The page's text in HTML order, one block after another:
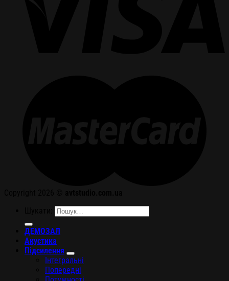
ДЕМОЗАЛ
Акустика
Підсилення
Інтегральні
Попередні